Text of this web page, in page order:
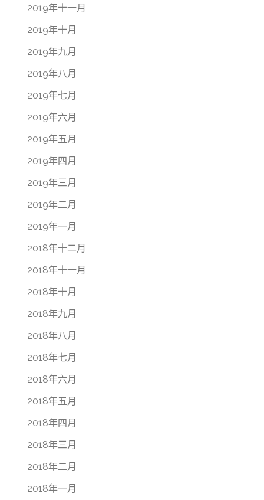
2019年十一月
2019年十月
2019年九月
2019年八月
2019年七月
2019年六月
2019年五月
2019年四月
2019年三月
2019年二月
2019年一月
2018年十二月
2018年十一月
2018年十月
2018年九月
2018年八月
2018年七月
2018年六月
2018年五月
2018年四月
2018年三月
2018年二月
2018年一月